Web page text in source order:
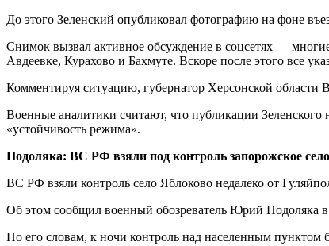
До этого Зеленский опубликовал фотографию на фоне
Снимок вызвал активное обсуждение в соцсетях —
Авдеевке, Курахово и Бахмуте. Вскоре после этого все
Комментируя ситуацию, губернатор Херсонской области
Военные аналитики считают, что публикации Зеленского
«устойчивость режима».
Подоляка: ВС РФ взяли под контроль запорожское
ВС РФ взяли контроль село Яблоково недалеко от
Об этом сообщил военный обозреватель Юрий Подоляка в
По его словам, к ночи контроль над населенным пунктом